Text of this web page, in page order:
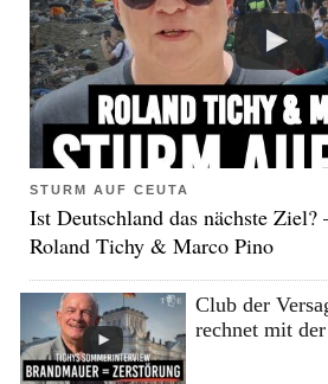
STURM AUF CEUTA
Ist Deutschland das nächste
Roland Tichy & Marco Pino
Club der
rechnet mit